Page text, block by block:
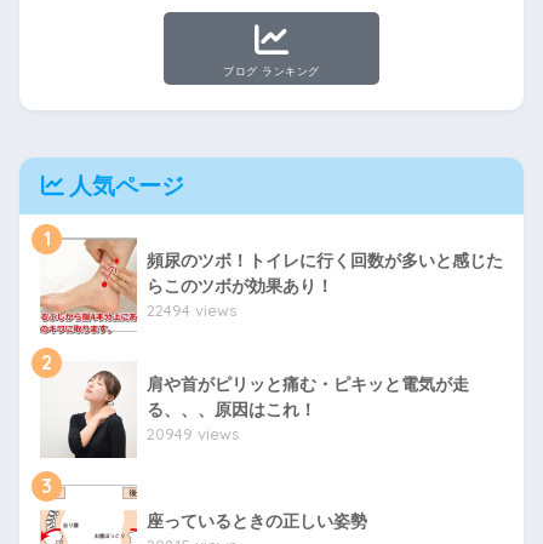
ブログ ランキング
人気ページ
1
頻尿のツボ！トイレに行く回数が多いと感じた
らこのツボが効果あり！
22494 views
2
肩や首がピリッと痛む・ピキッと電気が走
る、、、原因はこれ！
20949 views
3
座っているときの正しい姿勢